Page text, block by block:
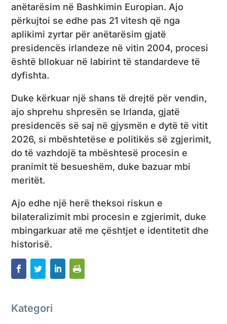
anëtarësim në Bashkimin Europian. Ajo
përkujtoi se edhe pas 21 vitesh që nga
aplikimi zyrtar për anëtarësim gjatë
presidencës irlandeze në vitin 2004, procesi
është bllokuar në labirint të standardeve të
dyfishta.
Duke kërkuar një shans të drejtë për vendin,
ajo shprehu shpresën se Irlanda, gjatë
presidencës së saj në gjysmën e dytë të vitit
2026, si mbështetëse e politikës së zgjerimit,
do të vazhdojë ta mbështesë procesin e
pranimit të besueshëm, duke bazuar mbi
meritët.
Ajo edhe një herë theksoi riskun e
bilateralizimit mbi procesin e zgjerimit, duke
mbingarkuar atë me çështjet e identitetit dhe
historisë.
Kategori